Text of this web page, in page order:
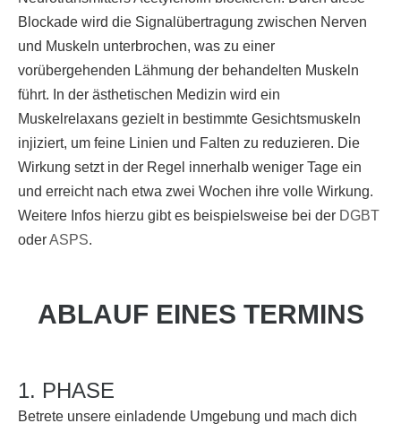
Blockade wird die Signalübertragung zwischen Nerven
und Muskeln unterbrochen, was zu einer
vorübergehenden Lähmung der behandelten Muskeln
führt. In der ästhetischen Medizin wird ein
Muskelrelaxans gezielt in bestimmte Gesichtsmuskeln
injiziert, um feine Linien und Falten zu reduzieren. Die
Wirkung setzt in der Regel innerhalb weniger Tage ein
und erreicht nach etwa zwei Wochen ihre volle Wirkung.
Weitere Infos hierzu gibt es beispielsweise bei der DGBT
oderASPS.
ABLAUF EINES TERMINS
1. PHASE
Betrete unsere einladende Umgebung und mach dich